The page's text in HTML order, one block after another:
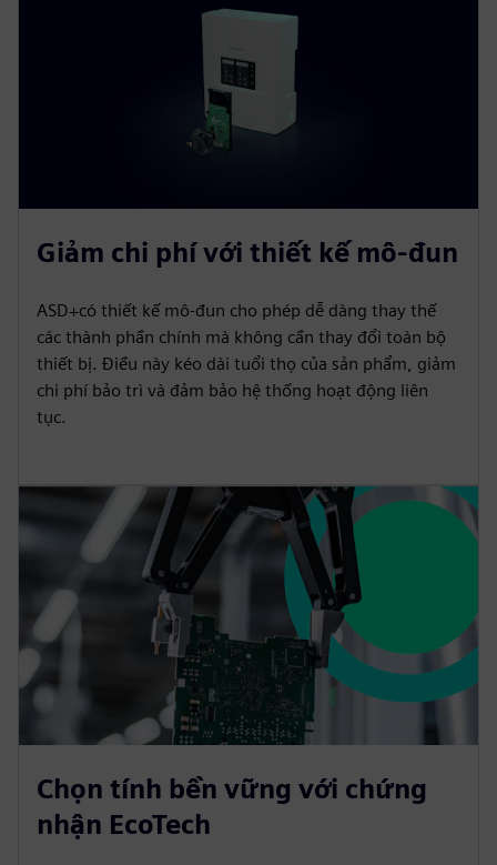
Giảm chi phí với thiết kế mô-đun
ASD+có thiết kế mô-đun cho phép dễ dàng thay thế
các thành phần chính mà không cần thay đổi toàn bộ
thiết bị. Điều này kéo dài tuổi thọ của sản phẩm, giảm
chi phí bảo trì và đảm bảo hệ thống hoạt động liên
tục.
Chọn tính bền vững với chứng
nhận EcoTech